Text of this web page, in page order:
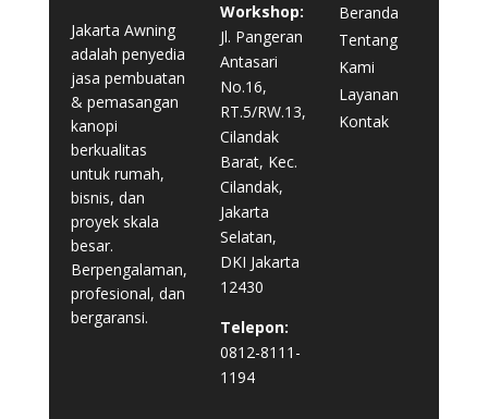
Jakarta Awning
adalah penyedia
jasa pembuatan
& pemasangan
kanopi
berkualitas
untuk rumah,
bisnis, dan
proyek skala
besar.
Berpengalaman,
profesional, dan
bergaransi.
Workshop:
Jl. Pangeran
Antasari
No.16,
RT.5/RW.13,
Cilandak
Barat, Kec.
Cilandak,
Jakarta
Selatan,
DKI Jakarta
12430
Telepon:
0812-8111-
1194
Beranda
Tentang
Kami
Layanan
Kontak